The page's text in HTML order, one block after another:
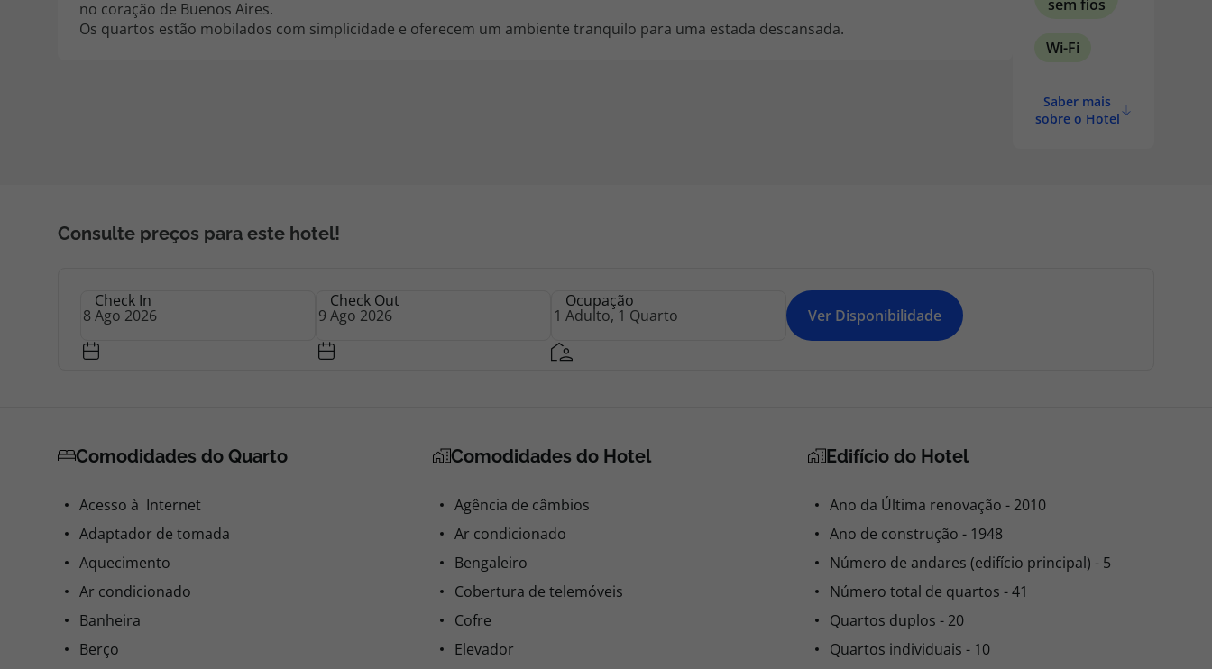
no coração de Buenos Aires.
Os quartos estão mobilados com simplicidade e oferecem um ambiente tranquilo para uma estada descansada.
sem fios
Wi-Fi
Saber mais
sobre o Hotel
Consulte preços para este hotel!
Check In Check Out Ocupação
Ver Disponibilidade
Comodidades do Quarto
Acesso à Internet
Adaptador de tomada
Aquecimento
Ar condicionado
Banheira
Berço
Comodidades do Hotel
Agência de câmbios
Ar condicionado
Bengaleiro
Cobertura de telemóveis
Cofre
Elevador
Edifício do Hotel
Ano da Última renovação - 2010
Ano de construção - 1948
Número de andares (edifício principal) - 5
Número total de quartos - 41
Quartos duplos - 20
Quartos individuais - 10